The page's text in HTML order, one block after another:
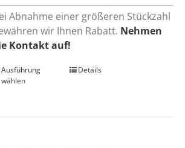
Abnahme einer größeren Stückzahl
wir Ihnen Rabatt. Nehmen
Kontakt auf!
Ausführung
wählen
Dieses
Details